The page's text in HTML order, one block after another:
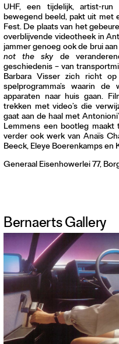
UHF, een tijdelijk, artist-
bewegend beeld, pakt uit met
Fest. De plaats van het
overblijvende videotheek in
jammer genoeg ook de brui
not the sky de
geschiedenis – van
Barbara Visser zich richt
spelprogramma’s waarin
apparaten naar huis gaan.
trekken met video’s die
gaat aan de haal met
Lemmens een bootleg maakt
verder ook werk van Anaïs
Beeck, Eleye Boerenkamps en
Generaal Eisenhowerlei 77,
Bernaerts Gallery